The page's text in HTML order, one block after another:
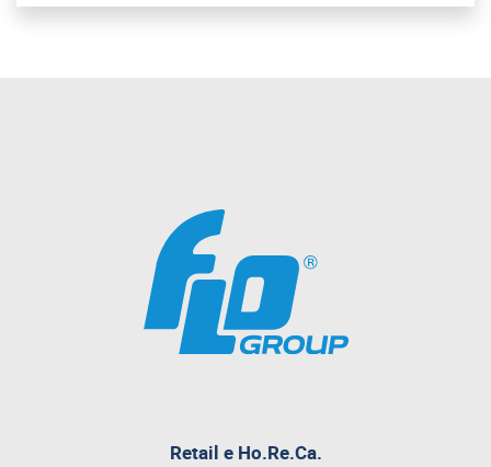
Retail e Ho.Re.Ca.